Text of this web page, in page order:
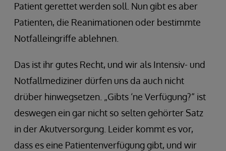
Patient gerettet werden soll. Nun gibt es aber
Patienten, die Reanimationen oder bestimmte
Notfalleingriffe ablehnen.
Das ist ihr gutes Recht, und wir als Intensiv- und
Notfallmediziner dürfen uns da auch nicht
drüber hinwegsetzen. „Gibts ‘ne Verfügung?“ ist
deswegen ein gar nicht so selten gehörter Satz
in der Akutversorgung. Leider kommt es vor,
dass es eine Patientenverfügung gibt, und wir